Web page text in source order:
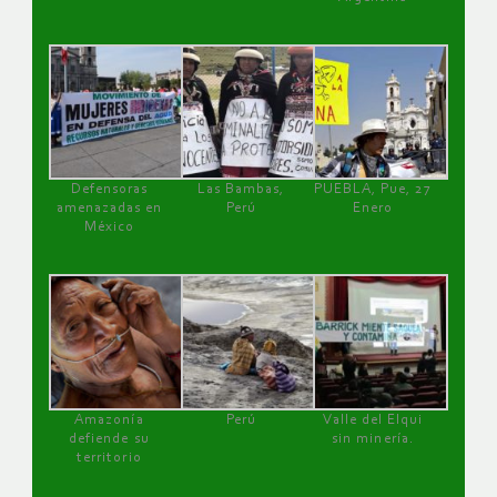
Defensoras
amenazadas en
México
Las Bambas,
Perú
PUEBLA, Pue, 27
Enero
Amazonía
defiende su
territorio
Perú
Valle del Elqui
sin minería.